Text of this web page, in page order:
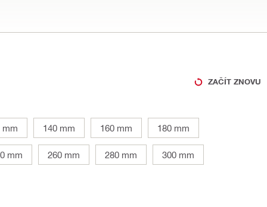
ZAČÍT ZNOVU
mm 140 mm 160 mm 180 mm
mm 260 mm 280 mm 300 mm